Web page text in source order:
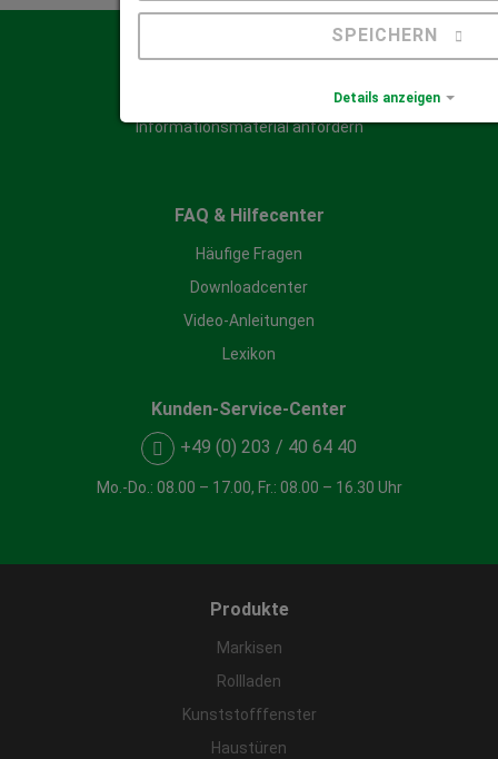
Kontakt
Informationsmaterial anfordern
FAQ & Hilfecenter
Häufige Fragen
Downloadcenter
Video-Anleitungen
Lexikon
Kunden-Service-Center
+49 (0) 203 / 40 64 40
Mo.-Do.: 08.00 – 17.00, Fr.: 08.00 – 16.30 Uhr
Produkte
Markisen
Rollladen
Kunststofffenster
Haustüren
SPEICHERN
Details anzeigen